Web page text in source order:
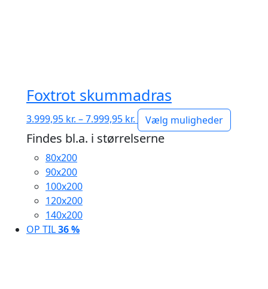
Foxtrot skummadras
3.999,95 kr. –7.999,95 kr. Prisinterval:
3.999,95 kr.
til
Vælg muligheder
Findes bl.a. i størrelserne
80x200
90x200
100x200
120x200
140x200
OP TIL36 %